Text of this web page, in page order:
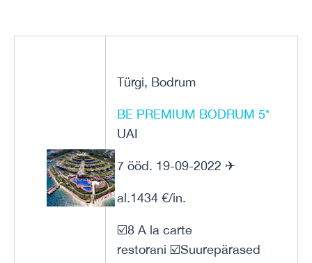
Türgi, Bodrum
BE PREMIUM BODRUM 5*
UAI
7 ööd. 19-09-2022 ✈
al.1434 €/in.
☑️8 A la carte
restorani ☑️Suurepärased